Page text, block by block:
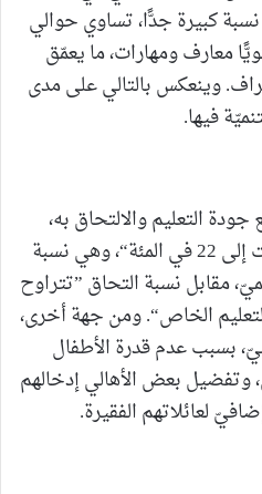
كبيرة جدًّا، تساوي حوالي
معارف ومهارات، ما يعمّق
وينعكس بالتالي على مدى
فيها.
التعليم والالتحاق به،
ويؤكّد نعمة أنّ ”نسبتها وصلت إلى 22 في المئة“، وهي نسبة
مقابل نسبة التحاق ”تتراوح
في التعليم الخاص“. ومن جهة أخرى،
بسبب عدم قدرة الأطفال
وتفضيل بعض الأهالي إدخالهم
لعائلاتهم الفقيرة.